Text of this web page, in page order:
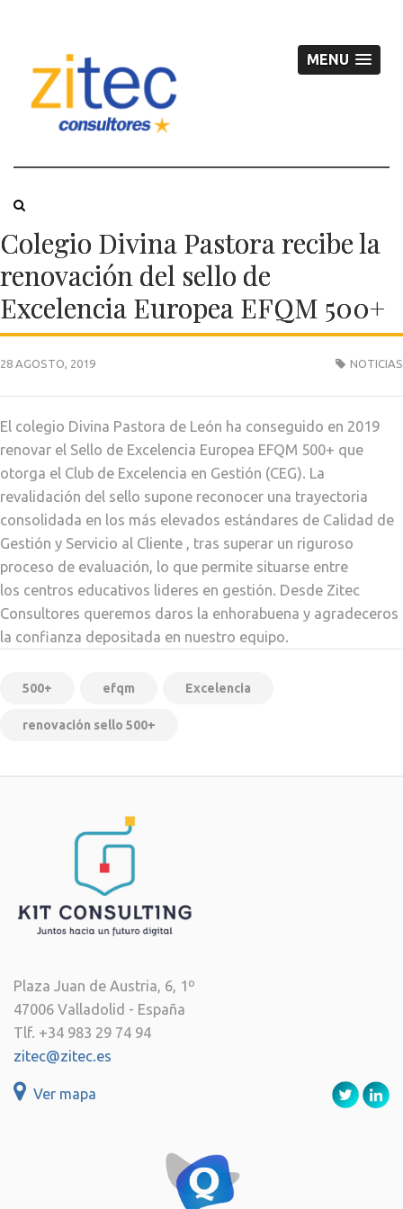
MENU
Colegio Divina Pastora recibe la
renovación del sello de
Excelencia Europea EFQM 500+
28 AGOSTO, 2019 NOTICIAS
El colegio Divina Pastora de León ha conseguido en 2019
renovar el Sello de Excelencia Europea EFQM 500+ que
otorga el Club de Excelencia en Gestión (CEG). La
revalidación del sello supone reconocer una trayectoria
consolidada en los más elevados estándares de Calidad de
Gestión y Servicio al Cliente , tras superar un riguroso
proceso de evaluación, lo que permite situarse entre
los centros educativos lideres en gestión. Desde Zitec
Consultores queremos daros la enhorabuena y agradeceros
la confianza depositada en nuestro equipo.
500+ efqm Excelencia
renovación sello 500+
Plaza Juan de Austria, 6, 1º
47006 Valladolid - España
Tlf. +34 983 29 74 94
zitec@zitec.es
Ver mapa